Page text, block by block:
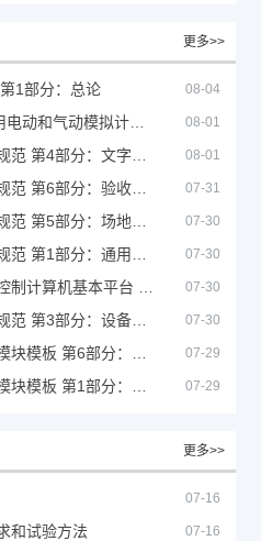
更多>>
1部分：总论 08-04
08-01
08-01
07-31
07-30
07-30
07-30
07-30
07-29
07-29
更多>>
07-16
和试验方法 07-16